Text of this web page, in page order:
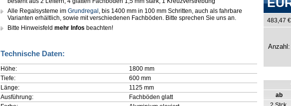
483,47
Anzahl:
ab
Alle Regalsysteme imGrundregal, bis 1400 mm in 100 mm Schritten, auch als fahrbare
Varianten erhältlich, sowie mit verschiedenen Fachböden. Bitte sprechen Sie uns an.
Bitte Hinweisfeldmehr Infos beachten!
Technische Daten:
Höhe:
1800 mm
Tiefe:
600 mm
Länge:
1125 mm
Ausführung:
Fachböden glatt